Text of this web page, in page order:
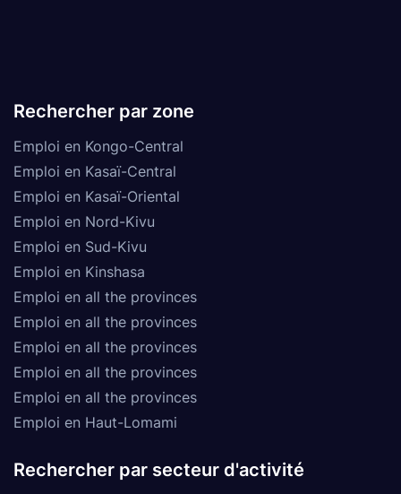
Rechercher par zone
Emploi en Kongo-Central
Emploi en Kasaï-Central
Emploi en Kasaï-Oriental
Emploi en Nord-Kivu
Emploi en Sud-Kivu
Emploi en Kinshasa
Emploi en all the provinces
Emploi en all the provinces
Emploi en all the provinces
Emploi en all the provinces
Emploi en all the provinces
Emploi en Haut-Lomami
Rechercher par secteur d'activité